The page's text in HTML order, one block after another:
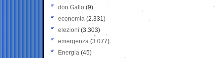
don Gallo (9)
economia (2.331)
elezioni (3.303)
emergenza (3.077)
Energia (45)